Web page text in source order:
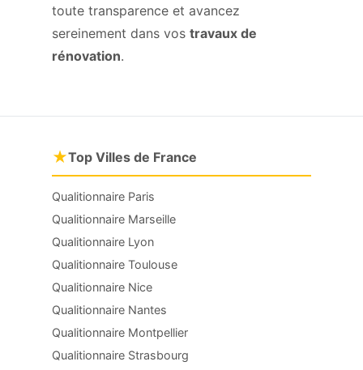
toute transparence et avancez
sereinement dans vos travaux de
rénovation.
★Top Villes de France
Qualitionnaire Paris
Qualitionnaire Marseille
Qualitionnaire Lyon
Qualitionnaire Toulouse
Qualitionnaire Nice
Qualitionnaire Nantes
Qualitionnaire Montpellier
Qualitionnaire Strasbourg